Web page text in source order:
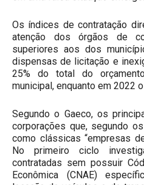
Os índices de contratação
atenção dos órgãos de
superiores aos dos
dispensas de licitação e
25% do total do
municipal, enquanto em 2022
Segundo o Gaeco, os
corporações que, segundo
como clássicas “empresas
No primeiro ciclo
contratadas sem possuir
Econômica (CNAE)